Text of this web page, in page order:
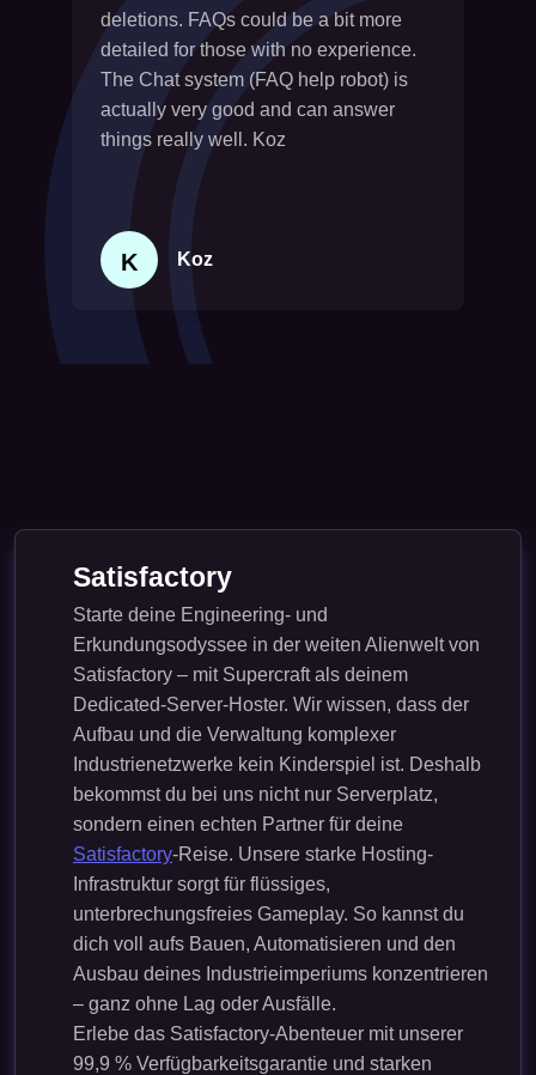
deletions. FAQs could be a bit more
detailed for those with no experience.
The Chat system (FAQ help robot) is
actually very good and can answer
things really well. Koz
K Koz
Satisfactory
Starte deine Engineering- und
Erkundungsodyssee in der weiten Alienwelt von
Satisfactory – mit Supercraft als deinem
Dedicated-Server-Hoster. Wir wissen, dass der
Aufbau und die Verwaltung komplexer
Industrienetzwerke kein Kinderspiel ist. Deshalb
bekommst du bei uns nicht nur Serverplatz,
sondern einen echten Partner für deine
Satisfactory-Reise. Unsere starke Hosting-
Infrastruktur sorgt für flüssiges,
unterbrechungsfreies Gameplay. So kannst du
dich voll aufs Bauen, Automatisieren und den
Ausbau deines Industrieimperiums konzentrieren
– ganz ohne Lag oder Ausfälle.
Erlebe das Satisfactory-Abenteuer mit unserer
99,9 % Verfügbarkeitsgarantie und starken